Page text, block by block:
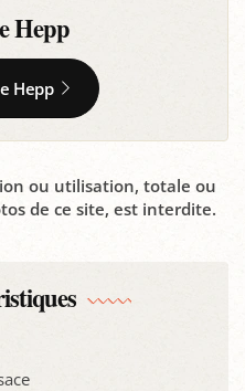
Hepp
Hepp
ou utilisation, totale ou
de ce site, est interdite.